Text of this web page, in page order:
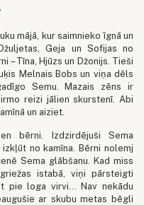
mājā, kur saimnieko īgnā un
Geja un Sofijas no
– Tīna, Hjūzs un Džonijs. Tieši
Melnais Bobs un viņa dēls
Semu. Mazais zēns ir
reizi jālien skurstenī. Abi
un aiziet.
bērni. Izdzirdējuši Sema
no kamīna. Bērni nolemj
Sema glābšanu. Kad miss
istabā, viņi pārsteigti
pie loga virvi... Nav nekādu
ar skubu metas bēgli